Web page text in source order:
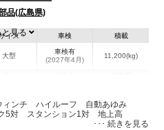
品(広島県)
イズ
大型
車検
車検有
(2027年4月)
積載
11,200(kg)
無
と見る
ィンチ ハイルーフ 自動あゆみ
5対 スタンション1対 地上高